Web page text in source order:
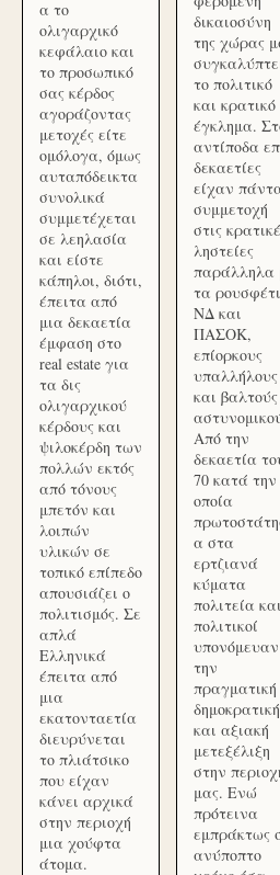
α το
ολιγαρχικό
κεφάλαιο και
το προσωπικό
σας κέρδος
αγοράζοντας
μετοχές είτε
ομόλογα, όμως
αυταπόδεικτα
συνολικά
συμμετέχεται
σε λεηλασία
και είστε
κάπηλοι, διότι,
έπειτα από
μια δεκαετία
έμφαση στο
real estate για
τα δις
ολιγαρχικού
κέρδους και
ψιλοκέρδη των
πολλών εκτός
από τόνους
μπετόν και
λοιπών
υλικών σε
τοπικό επίπεδο
απουσιάζει ο
πολιτισμός. Σε
απλά
Ελληνικά
έπειτα από
μια
εκατονταετία
διευρύνεται
το πλιάτσικο
που είχαν
κάνει αρχικά
στην περιοχή
μια χούφτα
άτομα.
δικαιοσύνη
της χώρας
το πολιτικό
και κρατικό
έγκλημα.
αντίποδα
δεκαετίες
είχαν
συμμετοχή
στις
ληστείες
παράλληλα
τα
ΝΔ και
ΠΑΣΟΚ,
επίορκους
υπαλλήλους
και βαλτούς
Από την
δεκαετία
70 κατά την
οποία
α στα
ερτζιανά
κύματα
πολιτεία και
πολιτικοί
υπονόμευαν
την
πραγματική
δημοκρατική
και αξιακή
μετεξέλιξη
στην
μας. Ενώ
πρότεινα
εμπράκτως
ανύποπτο